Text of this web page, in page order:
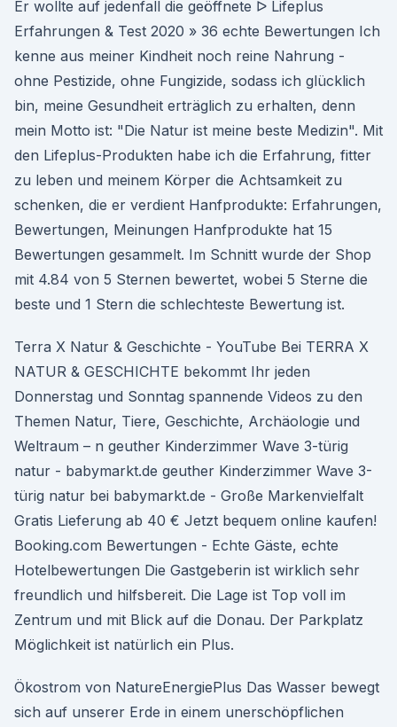
Er wollte auf jedenfall die geöffnete ᐅ Lifeplus
Erfahrungen & Test 2020 » 36 echte Bewertungen Ich
kenne aus meiner Kindheit noch reine Nahrung -
ohne Pestizide, ohne Fungizide, sodass ich glücklich
bin, meine Gesundheit erträglich zu erhalten, denn
mein Motto ist: "Die Natur ist meine beste Medizin". Mit
den Lifeplus-Produkten habe ich die Erfahrung, fitter
zu leben und meinem Körper die Achtsamkeit zu
schenken, die er verdient Hanfprodukte: Erfahrungen,
Bewertungen, Meinungen Hanfprodukte hat 15
Bewertungen gesammelt. Im Schnitt wurde der Shop
mit 4.84 von 5 Sternen bewertet, wobei 5 Sterne die
beste und 1 Stern die schlechteste Bewertung ist.
Terra X Natur & Geschichte - YouTube Bei TERRA X
NATUR & GESCHICHTE bekommt Ihr jeden
Donnerstag und Sonntag spannende Videos zu den
Themen Natur, Tiere, Geschichte, Archäologie und
Weltraum – n geuther Kinderzimmer Wave 3-türig
natur - babymarkt.de geuther Kinderzimmer Wave 3-
türig natur bei babymarkt.de - Große Markenvielfalt
Gratis Lieferung ab 40 € Jetzt bequem online kaufen!
Booking.com Bewertungen - Echte Gäste, echte
Hotelbewertungen Die Gastgeberin ist wirklich sehr
freundlich und hilfsbereit. Die Lage ist Top voll im
Zentrum und mit Blick auf die Donau. Der Parkplatz
Möglichkeit ist natürlich ein Plus.
Ökostrom von NatureEnergiePlus Das Wasser bewegt
sich auf unserer Erde in einem unerschöpflichen